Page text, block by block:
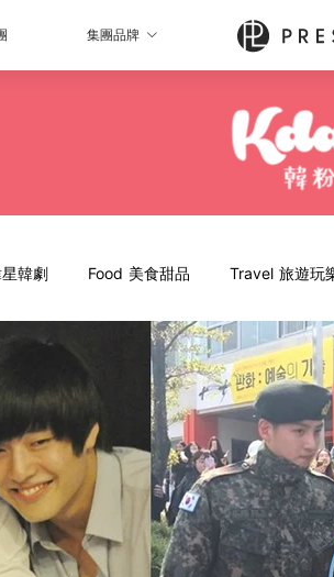
集團品牌
韓劇 Food 美食甜品 Travel 旅遊玩